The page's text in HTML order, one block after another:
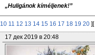
„Huligánok kíméljenek!”
10 11 12 13 14 15 16 17 18 19 20 ][
17 дек 2019 в 20:48